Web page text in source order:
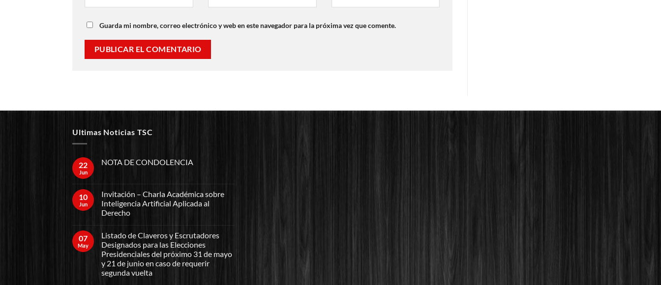
Guarda mi nombre, correo electrónico y web en este navegador para la próxima vez que comente.
Ultimas Noticias TSC
22
Jun
NOTA DE CONDOLENCIA
10
Jun
Invitación – Charla Académica sobre
Inteligencia Artificial Aplicada al
Derecho
07
May
Listado de Claveros y Escrutadores
Designados para las Elecciones
Presidenciales del próximo 31 de mayo
y 21 de junio en caso de requerir
segunda vuelta